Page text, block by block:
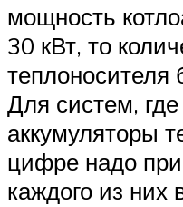
мощность
30 кВт, то
теплоносителя
Для систем,
аккумуляторы
цифре надо
каждого из них